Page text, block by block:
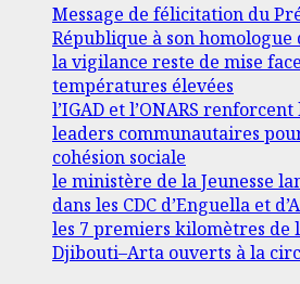
Message de félicitation du
République à son homologue
la vigilance reste de mise
températures élevées
l’IGAD et l’ONARS
leaders communautaires
cohésion sociale
le ministère de la Jeunesse
dans les CDC d’Enguella et
les 7 premiers kilomètres de
Djibouti–Arta ouverts à la